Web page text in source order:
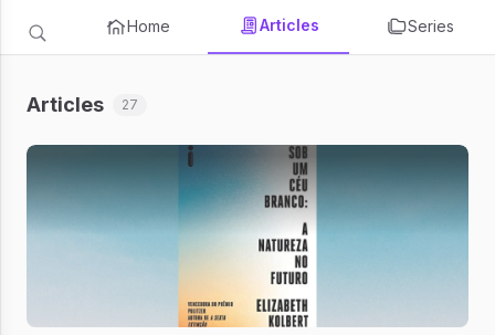
Home Articles Series
Articles 27